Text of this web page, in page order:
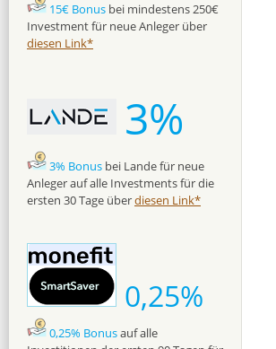
15€ Bonus bei mindestens 250€
Investment für neue Anleger über
diesen Link*
3%
3% Bonus bei Lande für neue
Anleger auf alle Investments für die
ersten 30 Tage überdiesen Link*
0,25%
0,25% Bonusauf alle